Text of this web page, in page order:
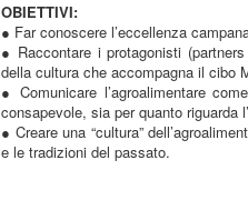
OBIETTIVI:
● Far conoscere l’eccellenza
● Raccontare i protagonisti
della cultura che accompagna il cibo
● Comunicare l’agroalimentare
consapevole, sia per quanto riguarda
● Creare una “cultura”
e le tradizioni del passato.